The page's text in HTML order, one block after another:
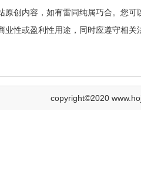
原创内容，如有雷同纯属巧合。您
业性或盈利性用途，同时应遵守相
copyright©2020